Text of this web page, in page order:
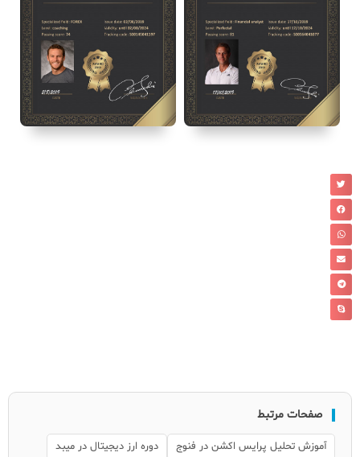
صفحات مرتبط
آموزش تحلیل پرایس اکشن در فنوج
دوره ارز دیجیتال در میبد